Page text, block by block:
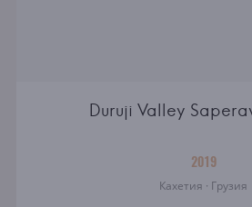
Duruji Valley
2019
Кахетия · Грузия